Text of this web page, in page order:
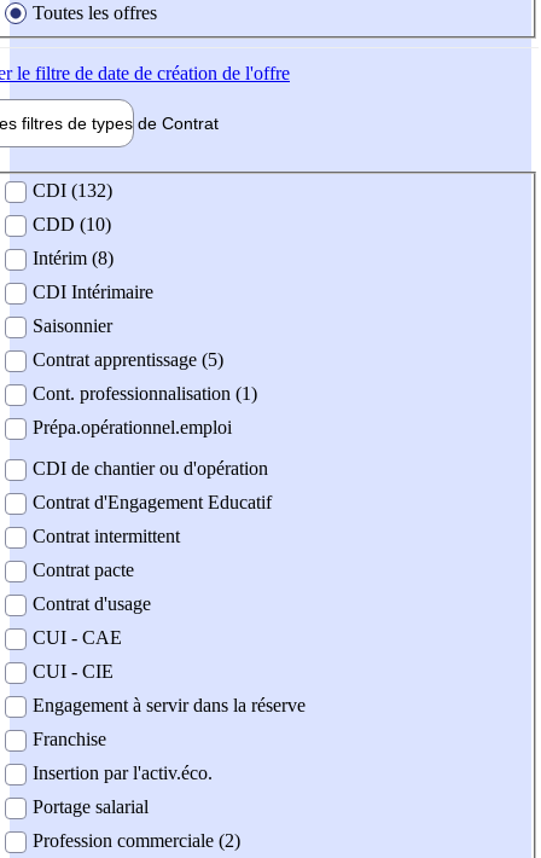
Toutes les offres
le filtre de date de création de l'offre
filtres de types de Contrat
contrat
CDI (132)
CDD (10)
Intérim (8)
CDI Intérimaire
Saisonnier
Contrat apprentissage (5)
Cont. professionnalisation (1)
Prépa.opérationnel.emploi
CDI de chantier ou d'opération
Contrat d'Engagement Educatif
Contrat intermittent
Contrat pacte
Contrat d'usage
CUI - CAE
CUI - CIE
Engagement à servir dans la réserve
Franchise
Insertion par l'activ.éco.
Portage salarial
Profession commerciale (2)